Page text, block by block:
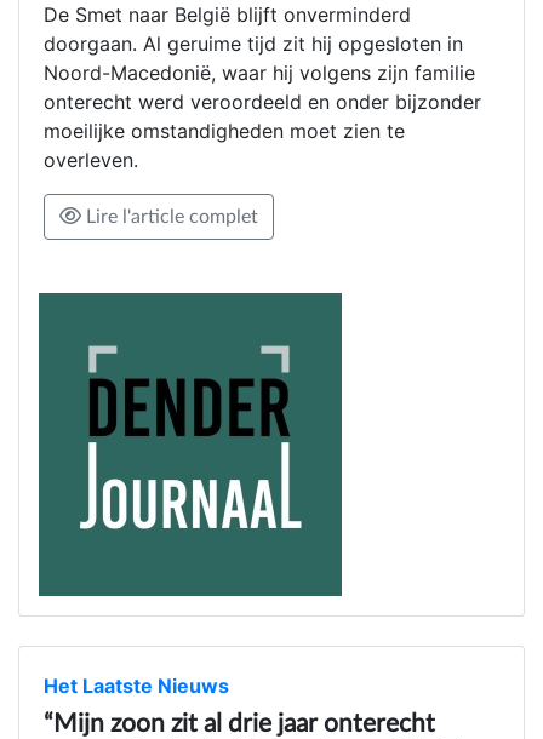
De Smet naar België blijft onverminderd
doorgaan. Al geruime tijd zit hij opgesloten in
Noord-Macedonië, waar hij volgens zijn familie
onterecht werd veroordeeld en onder bijzonder
moeilijke omstandigheden moet zien te
overleven.
Lire l'article complet
Het Laatste Nieuws
“Mijn zoon zit al drie jaar onterecht